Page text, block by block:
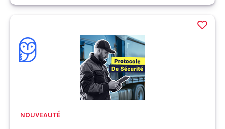
NOUVEAUTÉ